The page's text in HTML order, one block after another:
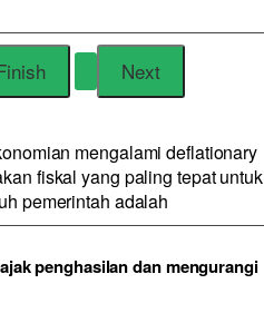
mengalami deflationary
fiskal yang paling tepat untuk
pemerintah adalah
penghasilan dan mengurangi